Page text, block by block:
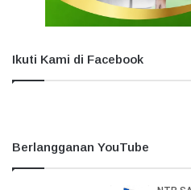
Ikuti Kami di Facebook
Berlangganan YouTube